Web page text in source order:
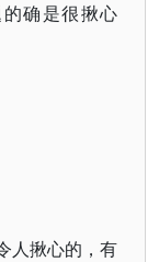
确是很揪心
人揪心的，有